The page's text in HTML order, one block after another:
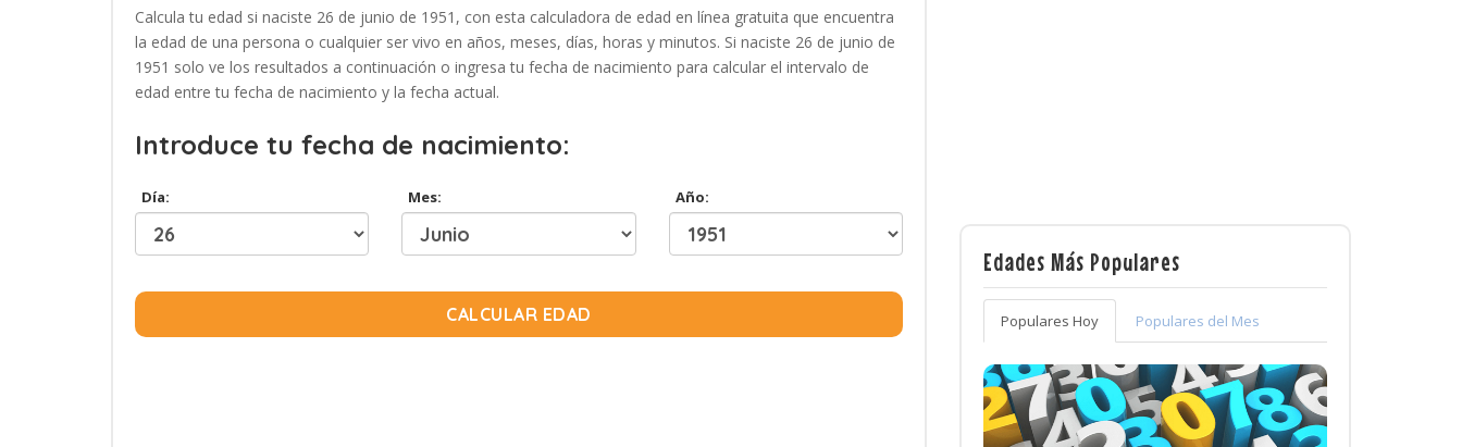
Calcula tu edad si naciste 26 de junio de 1951, con esta calculadora de edad en línea gratuita que encuentra
la edad de una persona o cualquier ser vivo en años, meses, días, horas y minutos. Si naciste 26 de junio de
1951 solo ve los resultados a continuación o ingresa tu fecha de nacimiento para calcular el intervalo de
edad entre tu fecha de nacimiento y la fecha actual.
Introduce tu fecha de nacimiento:
Día: Mes: Año:
CALCULAR EDAD
Edades Más Populares
Populares Hoy Populares del Mes